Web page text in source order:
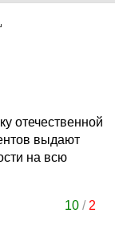
отечественной
выдают
на всю
10 / 2